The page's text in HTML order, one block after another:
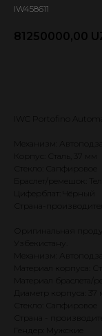
IW458611
81250000,00
IWC Portofino
Стекло: Сапфировое
Браслет/ремешок:
Циферблат: Чёрный
Оригинальная
Узбекистану.
Материал корпуса:
Материал браслета/
Диаметр корпуса: 37
Стекло: Сапфировое
Гендер: Мужские